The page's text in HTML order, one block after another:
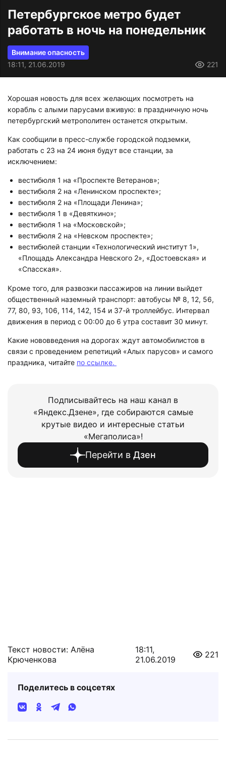
Петербургское метро будет
работать в ночь на понедельник
Внимание опасность
18:11, 21.06.2019
221
Хорошая новость для всех желающих посмотреть на
корабль с алыми парусами вживую: в праздничную ночь
петербургский метрополитен останется открытым.
Как сообщили в пресс-службе городской подземки,
работать с 23 на 24 июня будут все станции, за
исключением:
вестибюля 1 на «Проспекте Ветеранов»;
вестибюля 2 на «Ленинском проспекте»;
вестибюля 2 на «Площади Ленина»;
вестибюля 1 в «Девяткино»;
вестибюля 1 на «Московской»;
вестибюля 2 на «Невском проспекте»;
вестибюлей станции «Технологический институт 1»,
«Площадь Александра Невского 2», «Достоевская» и
«Спасская».
Кроме того, для развозки пассажиров на линии выйдет
общественный наземный транспорт: автобусы № 8, 12, 56,
77, 80, 93, 106, 114, 142, 154 и 37-й троллейбус. Интервал
движения в период с 00:00 до 6 утра составит 30 минут.
Какие нововведения на дорогах ждут автомобилистов в
связи с проведением репетиций «Алых парусов» и самого
праздника, читайте по ссылке.
Подписывайтесь на наш канал в
«Яндекс.Дзене», где собираются самые
крутые видео и интересные статьи
«Мегаполиса»!
Перейти в Дзен
Текст новости: Алёна
Крюченкова
18:11,
21.06.2019
221
Поделитесь в соцсетях